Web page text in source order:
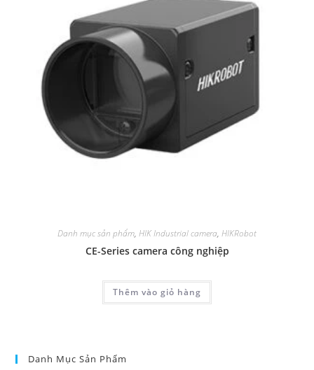
Danh mục sản phẩm, HIK Industrial camera, HIKRobot
CE-Series camera công nghiệp
Thêm vào giỏ hàng
Danh Mục Sản Phẩm